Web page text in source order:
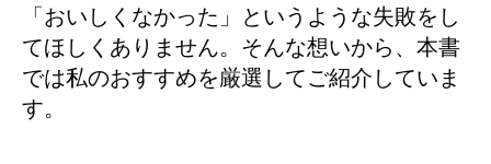
「おいしくなかった」というような失敗をし
てほしくありません。そんな想いから、本書
では私のおすすめを厳選してご紹介していま
す。